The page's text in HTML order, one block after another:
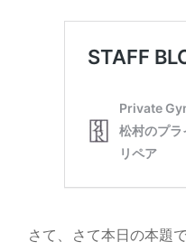
さて、さて本日の本題